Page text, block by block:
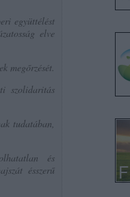
együttélést
elve
megőrzését.
szolidaritás
tudatában,
és
ésszerű